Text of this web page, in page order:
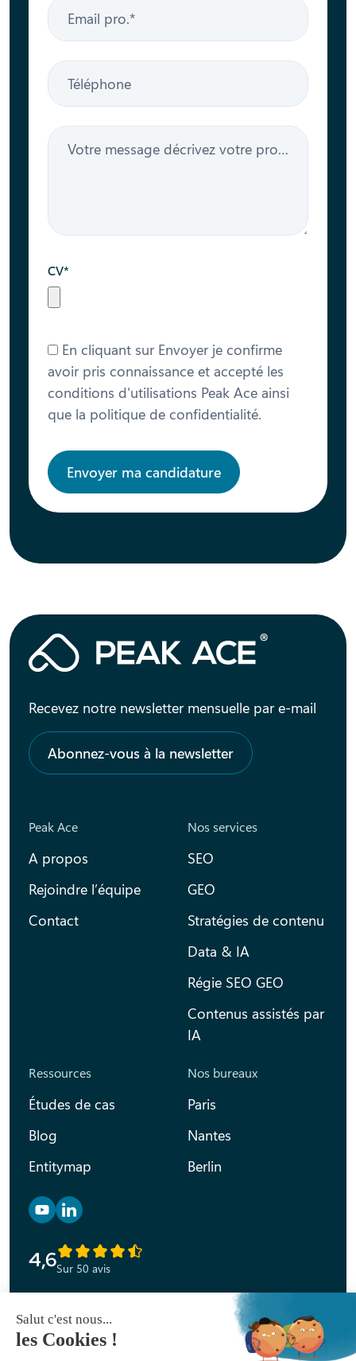
Email pro.
Téléphone
CV*
En cliquant sur Envoyer je confirme
avoir pris connaissance et accepté les
conditions d'utilisations Peak Ace ainsi
que la politique de confidentialité.
Recevez notre newsletter mensuelle par e-mail
Abonnez-vous à la newsletter
Peak Ace
A propos
Rejoindre l’équipe
Contact
Nos services
SEO
GEO
Stratégies de contenu
Data & IA
Régie SEO GEO
Contenus assistés par
IA
Ressources
Études de cas
Blog
Entitymap
Nos bureaux
Paris
Nantes
Berlin
Retrouvez nous sur YouTube
Retrouvez nous sur Linkedin
4,6Sur 50 avis
Déclaration d’accessibilité